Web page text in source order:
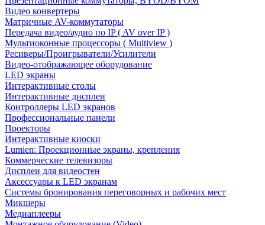
Видео конвертеры
Матричные AV-коммутаторы
Передача видео/аудио по IP ( AV over IP )
Мультиоконные процессоры ( Multiview )
Ресиверы/Проигрыватели/Усилители
Видео-отображающее оборудование
LED экраны
Интерактивные столы
Интерактивные дисплеи
Контроллеры LED экранов
Профессиональные панели
Проекторы
Интерактивные киоски
Lumien: Проекционные экраны, крепления
Коммерческие телевизоры
Дисплеи для видеостен
Аксессуары к LED экранам
Системы бронирования переговорных и рабочих мест
Микшеры
Медиаплееры